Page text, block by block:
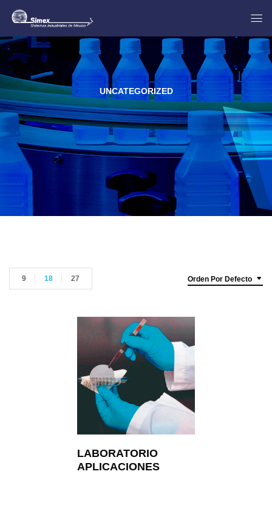
UNCATEGORIZED
Orden Por Defecto
9 18 27
LABORATORIO
APLICACIONES